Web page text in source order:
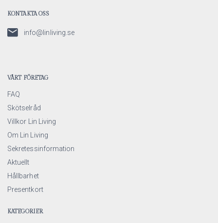
KONTAKTA OSS
info@linliving.se
VÅRT FÖRETAG
FAQ
Skötselråd
Villkor Lin Living
Om Lin Living
Sekretessinformation
Aktuellt
Hållbarhet
Presentkort
KATEGORIER